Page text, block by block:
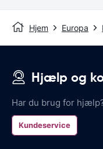
Hjem Europa
Hjælp og
Har du brug for
Kundeservice